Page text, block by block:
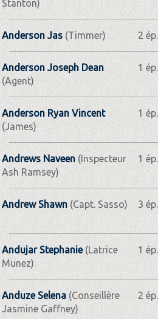
Stanton)
Anderson Jas(Timmer) 2 ép.
Anderson Joseph Dean
(Agent)
1 ép.
Anderson Ryan Vincent
(James)
1 ép.
Andrews Naveen (Inspecteur
Ash Ramsey)
1 ép.
Andrew Shawn (Capt. Sasso) 3 ép.
Andujar Stephanie(Latrice
Munez)
1 ép.
Anduze Selena(Conseillère
Jasmine Gaffney)
2 ép.